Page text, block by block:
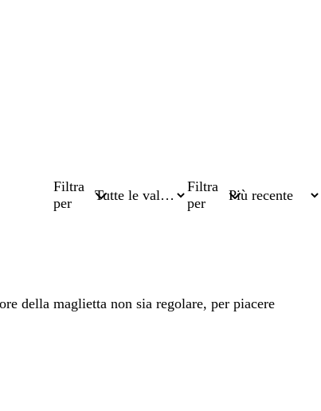
Filtra
per
Filtra
per
della maglietta non sia regolare, per piacere